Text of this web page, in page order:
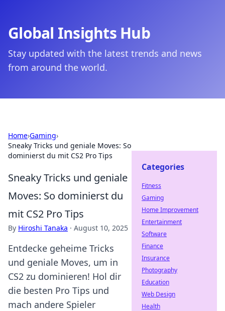
Global Insights Hub
Stay updated with the latest trends and news
from around the world.
Home›Gaming›
Sneaky Tricks und geniale Moves: So
dominierst du mit CS2 Pro Tips
Sneaky Tricks und geniale
Moves: So dominierst du
mit CS2 Pro Tips
By Hiroshi Tanaka · August 10, 2025
Entdecke geheime Tricks
und geniale Moves, um in
CS2 zu dominieren! Hol dir
die besten Pro Tips und
mach andere Spieler
Categories
Fitness
Gaming
Home Improvement
Entertainment
Software
Finance
Insurance
Photography
Education
Web Design
Health